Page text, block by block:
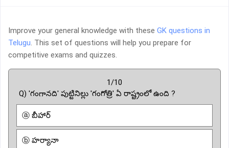
Improve your general knowledge with these GK questions in
Telugu. This set of questions will help you prepare for
competitive exams and quizzes.
1/10
Q) 'గంగానది' పుట్టినిల్లు 'గంగోత్రి' ఏ రాష్ట్రంలో ఉంది ?
ⓐ బీహార్
ⓑ హర్యానా